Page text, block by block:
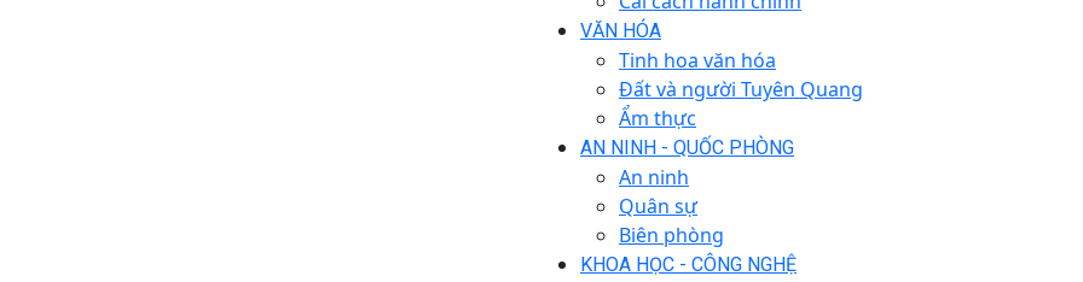
VĂN HÓA
Tinh hoa văn hóa
Đất và người Tuyên Quang
Ẩm thực
AN NINH - QUỐC PHÒNG
An ninh
Quân sự
Biên phòng
KHOA HỌC - CÔNG NGHỆ